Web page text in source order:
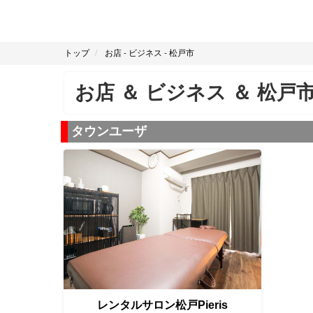
トップ お店 - ビジネス - 松戸市
お店 ＆ ビジネス ＆ 松戸
タウンユーザ
レンタルサロン松戸Pieris